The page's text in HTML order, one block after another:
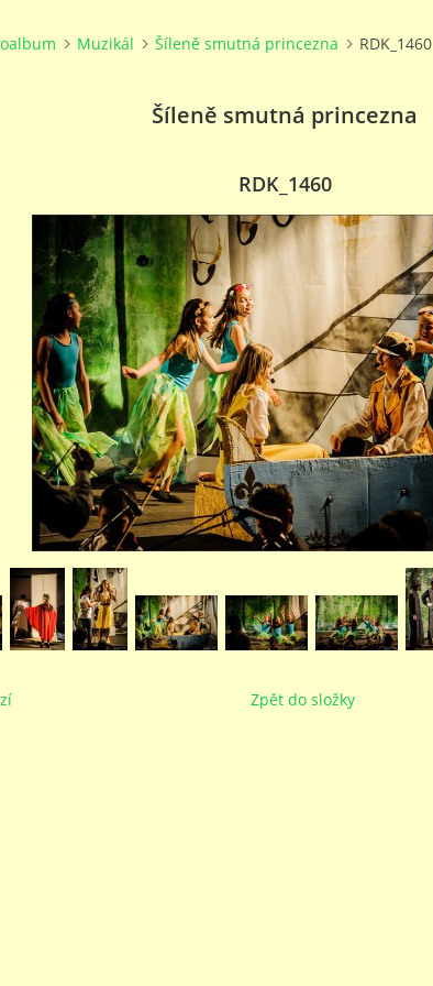
Muzikál Šíleně smutná princezna RDK_1460
Šíleně smutná princezna
RDK_1460
Zpět do složky